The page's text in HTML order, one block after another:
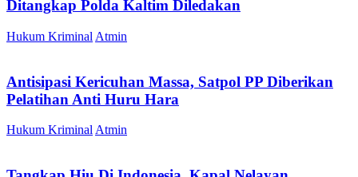
Ditangkap Polda Kaltim Diledakan
Hukum Kriminal Atmin
Antisipasi Kericuhan Massa, Satpol PP Diberikan
Pelatihan Anti Huru Hara
Hukum Kriminal Atmin